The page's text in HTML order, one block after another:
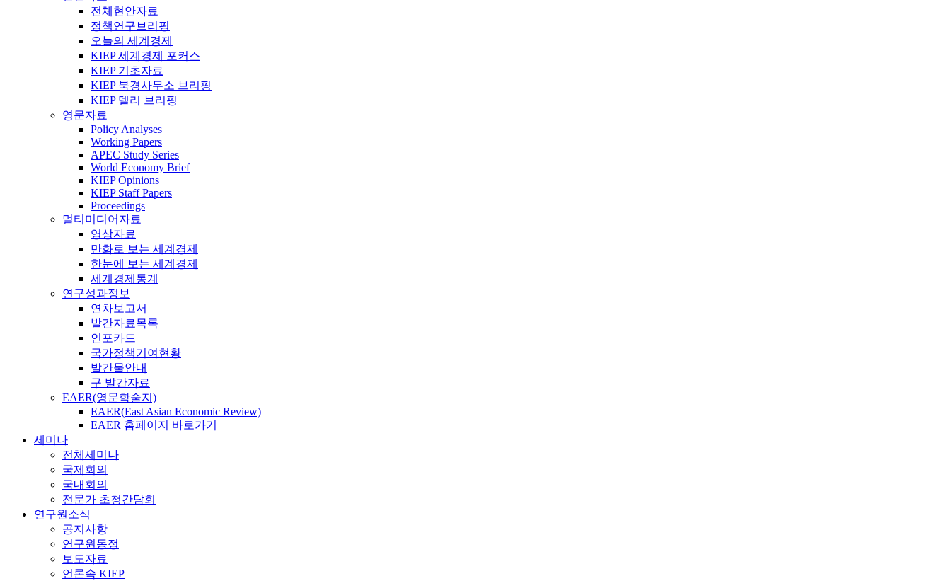
전체현안자료
정책연구브리핑
오늘의 세계경제
KIEP 세계경제 포커스
KIEP 기초자료
KIEP 북경사무소 브리핑
KIEP 델리 브리핑
영문자료
Policy Analyses
Working Papers
APEC Study Series
World Economy Brief
KIEP Opinions
KIEP Staff Papers
Proceedings
멀티미디어자료
영상자료
만화로 보는 세계경제
한눈에 보는 세계경제
세계경제통계
연구성과정보
연차보고서
발간자료목록
인포카드
국가정책기여현황
발간물안내
구 발간자료
EAER(영문학술지)
EAER(East Asian Economic Review)
EAER 홈페이지 바로가기
세미나
전체세미나
국제회의
국내회의
전문가 초청간담회
연구원소식
공지사항
연구원동정
보도자료
언론속 KIEP